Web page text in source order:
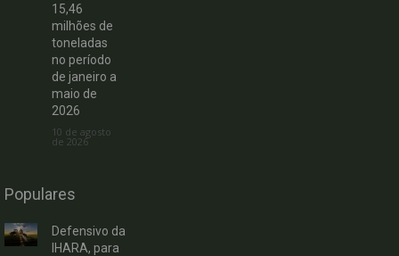
15,46
milhões de
toneladas
no período
de janeiro a
maio de
2026
10 de agosto
de 2026
Populares
Defensivo da
IHARA, para